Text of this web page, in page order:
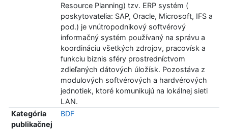
Resource Planning) tzv. ERP systém (
poskytovatelia: SAP, Oracle, Microsoft, IFS a
pod.) je vnútropodnikový softvérový
informačný systém používaný na správu a
koordináciu všetkých zdrojov, pracovísk a
funkciu biznis sféry prostredníctvom
zdieľaných dátových úložísk. Pozostáva z
modulových softvérových a hardvérových
jednotiek, ktoré komunikujú na lokálnej sieti
LAN.
Kategória
publikačnej
BDF